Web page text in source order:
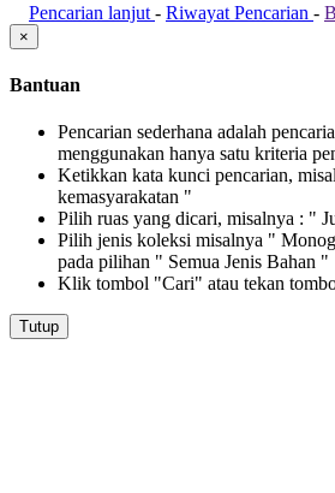
Pencarian lanjut - Riwayat Pencarian -
×
Bantuan
Pencarian sederhana adalah
menggunakan hanya satu kriteria
Ketikkan kata kunci pencarian,
kemasyarakatan "
Pilih ruas yang dicari, misalnya : "
Pilih jenis koleksi misalnya "
pada pilihan " Semua Jenis Bahan "
Klik tombol "Cari" atau tekan
Tutup